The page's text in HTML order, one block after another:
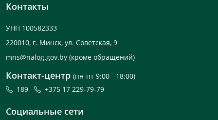
Контакты
УНП 100582333
220010, г. Минск, ул. Советская, 9
mns@nalog.gov.by (кроме обращений)
Контакт-центр (пн-пт 9:00 - 18:00)
189
+375 17 229-79-79
Социальные сети